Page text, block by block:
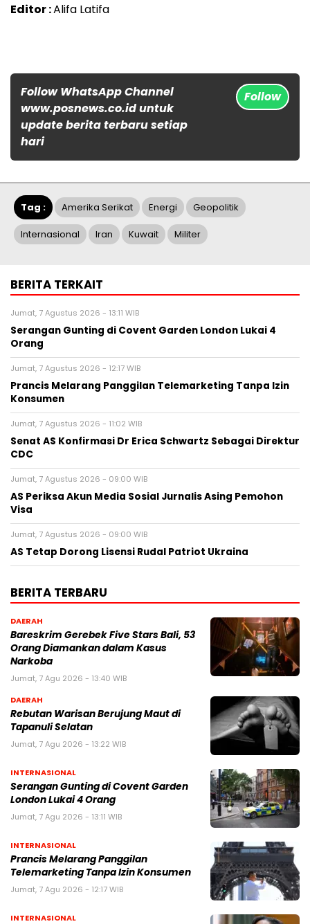
Editor :Alifa Latifa
Follow WhatsApp Channel
www.posnews.co.id untuk
update berita terbaru setiap
hari
Follow
Tag : Amerika Serikat Energi Geopolitik
Internasional Iran Kuwait Militer
BERITA TERKAIT
Jumat, 7 Agustus 2026 - 13:11 WIB
Serangan Gunting di Covent Garden London Lukai 4
Orang
Jumat, 7 Agustus 2026 - 12:17 WIB
Prancis Melarang Panggilan Telemarketing Tanpa Izin
Konsumen
Jumat, 7 Agustus 2026 - 11:02 WIB
Senat AS Konfirmasi Dr Erica Schwartz Sebagai Direktur
CDC
Jumat, 7 Agustus 2026 - 09:00 WIB
AS Periksa Akun Media Sosial Jurnalis Asing Pemohon
Visa
Jumat, 7 Agustus 2026 - 09:00 WIB
AS Tetap Dorong Lisensi Rudal Patriot Ukraina
BERITA TERBARU
DAERAH
Bareskrim Gerebek Five Stars Bali, 53
Orang Diamankan dalam Kasus
Narkoba
Jumat, 7 Agu 2026 - 13:40 WIB
DAERAH
Rebutan Warisan Berujung Maut di
Tapanuli Selatan
Jumat, 7 Agu 2026 - 13:22 WIB
INTERNASIONAL
Serangan Gunting di Covent Garden
London Lukai 4 Orang
Jumat, 7 Agu 2026 - 13:11 WIB
INTERNASIONAL
Prancis Melarang Panggilan
Telemarketing Tanpa Izin Konsumen
Jumat, 7 Agu 2026 - 12:17 WIB
INTERNASIONAL